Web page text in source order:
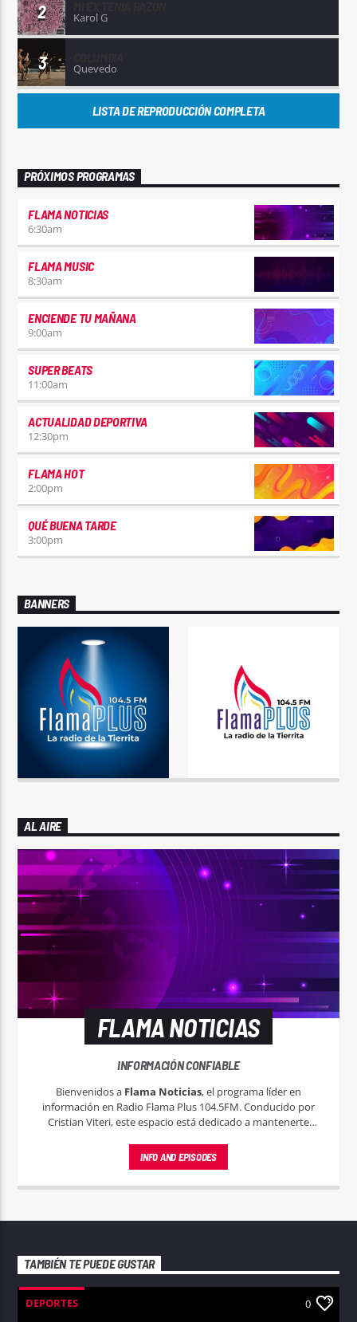
2 Karol G
3 Quevedo
LISTA DE REPRODUCCIÓN COMPLETA
PRÓXIMOS PROGRAMAS
FLAMA NOTICIAS
6:30am
FLAMA MUSIC
8:30am
ENCIENDE TU MAÑANA
9:00am
SUPER BEATS
11:00am
ACTUALIDAD DEPORTIVA
12:30pm
FLAMA HOT
2:00pm
QUÉ BUENA TARDE
3:00pm
BANNERS
AL AIRE
FLAMA NOTICIAS
INFORMACIÓN CONFIABLE
Bienvenidos a Flama Noticias, el programa líder en
información en Radio Flama Plus 104.5FM. Conducido por
Cristian Viteri, este espacio está dedicado a mantenerte
INFO AND EPISODES
TAMBIÉN TE PUEDE GUSTAR
DEPORTES 0